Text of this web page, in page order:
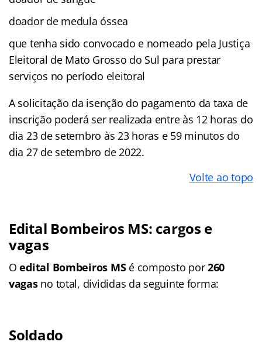
doador de medula óssea
que tenha sido convocado e nomeado pela Justiça
Eleitoral de Mato Grosso do Sul para prestar
serviços no período eleitoral
A solicitação da isenção do pagamento da taxa de
inscrição poderá ser realizada entre às 12 horas do
dia 23 de setembro às 23 horas e 59 minutos do
dia 27 de setembro de 2022.
Volte ao topo
Edital Bombeiros MS: cargos e
vagas
Oedital Bombeiros MSé composto por260
vagasno total, divididas da seguinte forma:
Soldado